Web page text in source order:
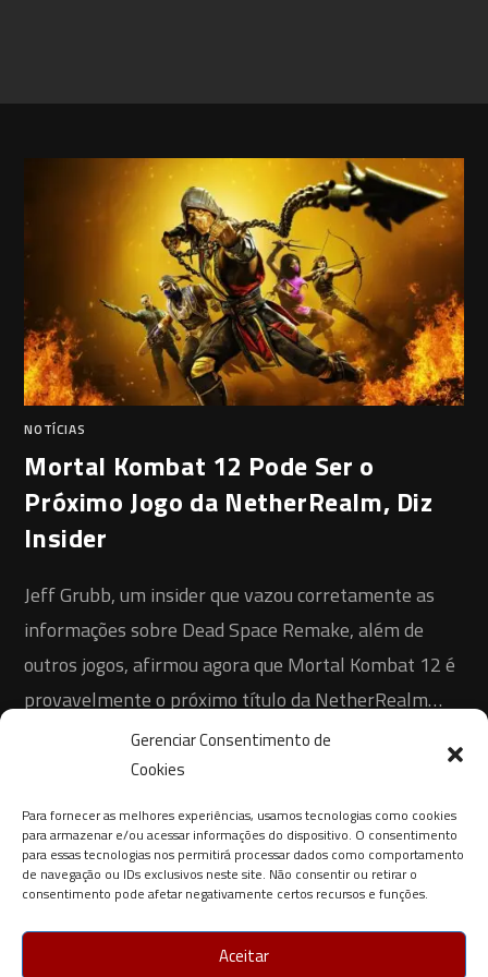
Gerenciar Consentimento de
Cookies
Para fornecer as melhores experiências, usamos tecnologias como cookies
para armazenar e/ou acessar informações do dispositivo. O consentimento
para essas tecnologias nos permitirá processar dados como comportamento
de navegação ou IDs exclusivos neste site. Não consentir ou retirar o
consentimento pode afetar negativamente certos recursos e funções.
Aceitar
NOTÍCIAS
Mortal Kombat 12 Pode Ser o
Próximo Jogo da NetherRealm, Diz
Insider
Jeff Grubb, um insider que vazou corretamente as
informações sobre Dead Space Remake, além de
outros jogos, afirmou agora que Mortal Kombat 12 é
provavelmente o próximo título da NetherRealm…
21 DE AGOSTO DE 2021